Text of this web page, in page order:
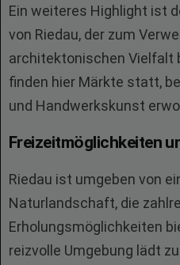
Ein weiteres Highlight ist
von Riedau, der zum
architektonischen Vielfalt
finden hier Märkte statt,
und Handwerkskunst
Freizeitmöglichkeiten
Riedau ist umgeben von
Naturlandschaft, die
Erholungsmöglichkeiten
reizvolle Umgebung lädt